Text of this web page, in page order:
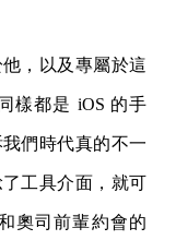
，以及專屬於這
樣都是 iOS 的手
們時代真的不一
工具介面，就可
奧司前輩約會的